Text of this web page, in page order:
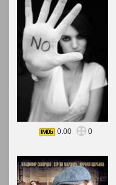
0.00 0